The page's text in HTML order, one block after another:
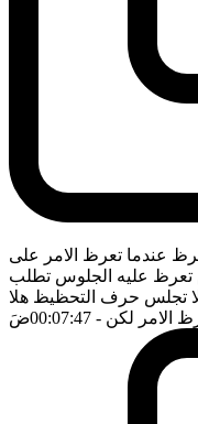
عندما تعرظ الامر على
تعرظ عليه الجلوس تطلب
تجلس حرف التحظيظ هلا
الامر لكن - 00:07:47 ضَ